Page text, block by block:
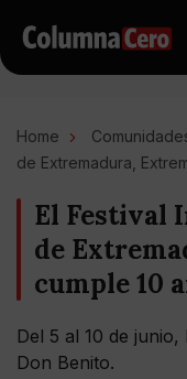
Home
de Extremadura,
El Festival
de
cumple 10
Del 5 al 10 de
Don Benito.